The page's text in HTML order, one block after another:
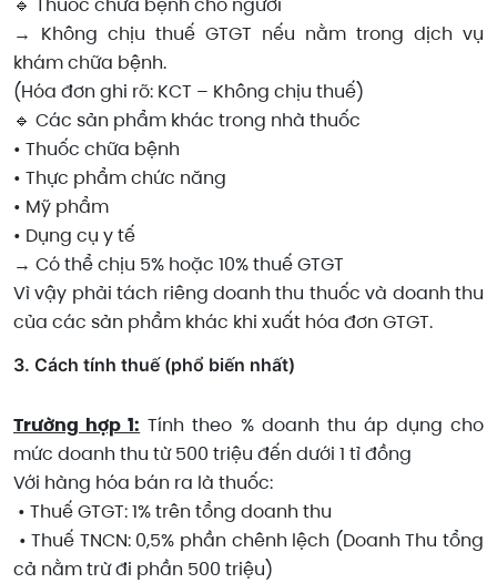
→ Không chịu thuế GTGT nếu nằm trong dịch vụ
khám chữa bệnh.
(Hóa đơn ghi rõ: KCT – Không chịu thuế)
🔹 Các sản phẩm khác trong nhà thuốc
• Thuốc chữa bệnh
• Thực phẩm chức năng
• Mỹ phẩm
• Dụng cụ y tế
→ Có thể chịu 5% hoặc 10% thuế GTGT
Vì vậy phải tách riêng doanh thu thuốc và doanh thu
của các sản phẩm khác khi xuất hóa đơn GTGT.
3️. Cách tính thuế (phổ biến nhất)
Trường hợp 1: Tính theo % doanh thu áp dụng cho
mức doanh thu từ 500 triệu đến dưới 1 tỉ đồng
Với hàng hóa bán ra là thuốc:
• Thuế GTGT: 1% trên tổng doanh thu
• Thuế TNCN: 0,5% phần chênh lệch (Doanh Thu tổng
cả nằm trừ đi phần 500 triệu)